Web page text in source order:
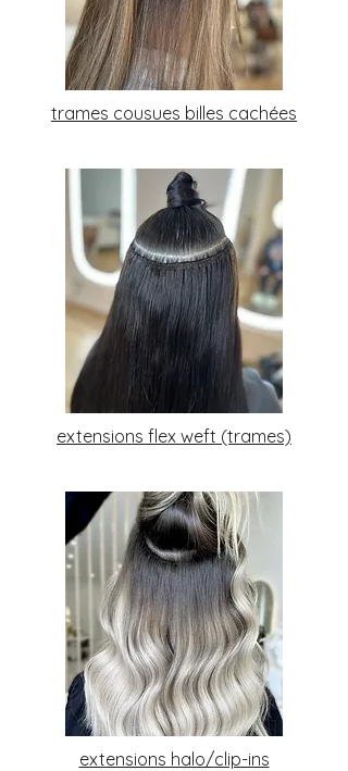
trames cousues billes cachées
extensions flex weft (trames)
extensions halo/clip-ins